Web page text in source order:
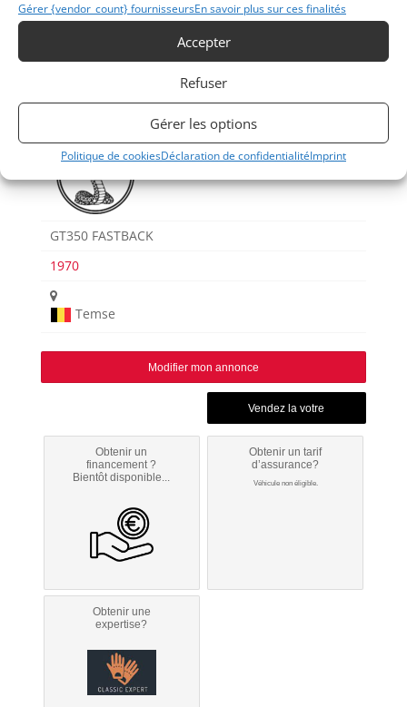
Gérer {vendor_count} fournisseursEn savoir plus sur ces finalités
Accepter
Refuser
Gérer les options
Politique de cookiesDéclaration de confidentialitéImprint
Voir les 76 annonces deAlbion Motorcars
GT350 FASTBACK
1970
Temse
Modifier mon annonce
Obtenir un
financement ?
Bientôt disponible...
Obtenir un tarif
d’assurance?
Véhicule non éligible.
Obtenir une
expertise?